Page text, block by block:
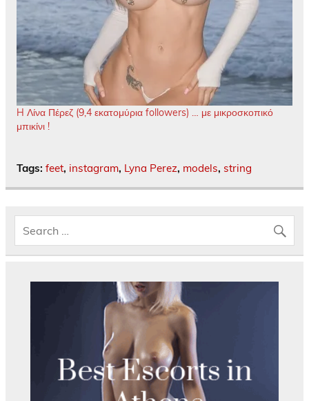
H Λίνα Πέρεζ (9,4 εκατομύρια followers) … με μικροσκοπικό
μπικίνι !
Tags: feet, instagram, Lyna Perez, models, string